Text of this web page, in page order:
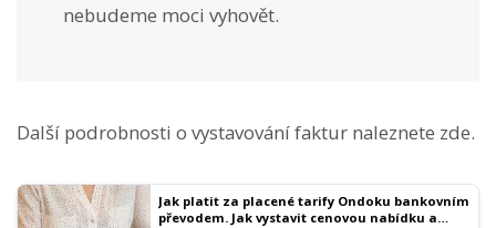
nebudeme moci vyhovět.
Další podrobnosti o vystavování faktur naleznete zde.
Jak platit za placené tarify Ondoku bankovním
převodem. Jak vystavit cenovou nabídku a